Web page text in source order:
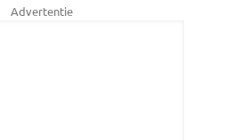
Advertentie